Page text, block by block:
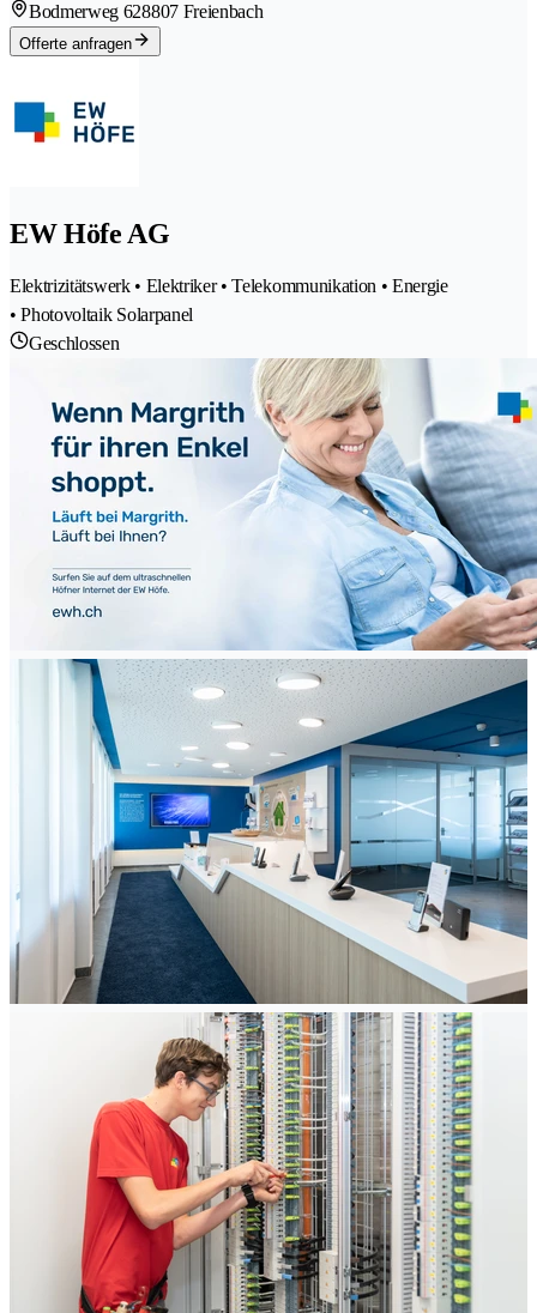
Bodmerweg 628807 Freienbach
Offerte anfragen
EW Höfe AG
Elektrizitätswerk • Elektriker • Telekommunikation • Energie
• Photovoltaik Solarpanel
Geschlossen